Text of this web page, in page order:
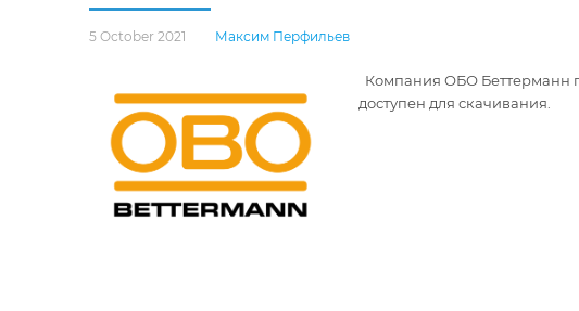
5 October 2021 Максим Перфильев
Компания ОБО Беттерманн
доступен для скачивания.